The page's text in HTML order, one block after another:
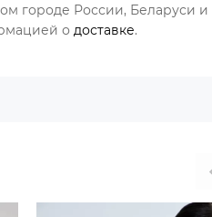
городе России, Беларуси и
о доставке.